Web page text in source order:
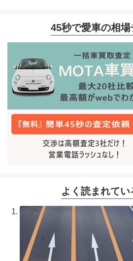
45秒で愛車の相場
よく読まれてい